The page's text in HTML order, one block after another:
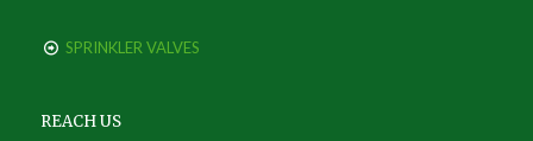
SPRINKLER VALVES
REACH US